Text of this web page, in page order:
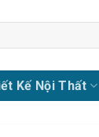
Kế Nội Thất